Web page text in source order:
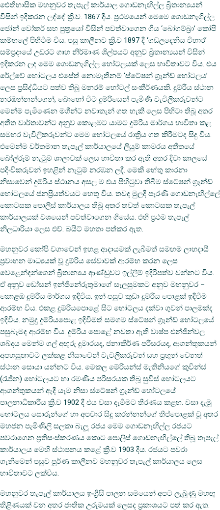
ඓතිහාසික මහනුවර තැපැල් කාර්යාල ගොඩනැඟිල්ල බ්‍රිතාන්‍යයන්
විසින් ඉදිකරන ලද්දේ ක්‍රි.ව. 1867 දීය. ප්‍රථමයෙන් මෙමෙ ගොඩනැගිල්ල
ජෝන් වෝකර් සහ පුත්‍රයෝ විසින් පවත්වාගෙන ගිය ‘බෝගම්බ්‍රා’ කෝපි
කම්හලේ පිහිටීම විය. පසු කාලීනව ක්‍රි.ව 1897 දී ‘ගඩලදෙනිය විහාර’
සම්ප්‍රදායේ උඩරට ගෘහ නිර්මාණ ශිල්පයට අනුව බ්‍රිතාන්‍යයන් විසින්
ඉදිකරන ලද මෙම ගොඩනැගිල්ල හෝටලයක් ලෙස භාවිතාවට විය. එය
රේල්වේ හෝටලය එසේත් නොමැතිනම් ‘ස්ටේෂන් ග්‍රෑන්ඩ් හෝටලය’
ලෙස ප්‍රසිද්ධියට පත්ව තිබූ මනරම් හෝටල් සංකීර්ණයකි. දුම්රිය ස්ථාන
නරඹන්නන්ගෙන්, බොහෝ විට දුම්රියෙන් පැමිණි වැවිලිකරුවන්ට
මෙන්ම පැමිණෙන මගීන්ට නවාතැන් ගත හැකි ලෙස පිහිටා තිබූ අතර
අතීත වාර්තාවන්ට අනුව කොළඹට යාමට දුම්රිය මාර්ගය භාවිතා කළ
සමහර වැවිලිකරුවන්ට මෙම හෝටලයේ රාත්‍රිය ගත කිරීමටද සිදු විය.
එමෙන්ම වර්තමාන තැපැල් කාර්යාලයේ ලියුම් කාමරය අතීතයේ
බෝල්රූම් නැටුම් ශාලාවක් ලෙස භාවිතා කර ඇති අතර දිවා කාලයේ
පදිංචිකරුවන් ඉහළින් නැටුම් නරඹන ලදී. මෙකී හේතු කාරනා
නිසාවෙන් දුම්රිය ස්ථානය අසල ම එය පිහිටුවා තිබීම ස්ටේෂන් ග්‍රෑන්ඩ්
හෝටලයේ ජනප්‍රියත්වයට හෙතූ විය. තවද මුලදී පැරණි ගොඩනැඟිල්ලේ
කොටසක පොලිස් කාර්යාලය තිබූ අතර තවත් කොටසක තැපැල්
කාර්යාලයක් වශයෙන් පවත්වාගෙන ගියේය. එහි ප්‍රථම තැපැල්
නිලධාරියා ලෙස එච්. බයිට් මහතා පත්කර ඇත.
මහනුවර කෝපි වගාවෙන් ඉහළ ආදායමක් ලැබීමත් සමඟම ලාභදායි
ප්‍රවාහන මාධ්‍යයක් වූ දුම්රිය සේවාවක් ආරම්භ කරන ලෙස
වෙළෙන්දන්ගෙන් බ්‍රිතාන්‍යය ආණ්ඩුවට ඉල්ලීම් ඉදිරිපත්ව වන්නට විය.
ඒ අනුව ඩෝසන් ඉන්ජිනේරුතුමාගේ සැලසුමකට අනුව මහනුවර –
කොළඹ දුම්රිය මාර්ගය ඉදිවිය. ඉන් පසුව කුඩා දුම්රිය පොළක් ඉදීවීම
ආරම්භ විය. එකළ දුම්රියපොළේ සිට හෝටලය දක්වා ගුවන් පාලමක්ද
ඉදිවිය. නමුදු දුම්රියපොළ ඉදිවීමත් සමගම ස්ටේෂන් ග්‍රෑන්ඩ් හෝටලයේ
පසුබෑමද ආරම්භ විය. දුම්රිය පොළේ නවතා ඇති වාෂ්ප එන්ජින්වල
ශබ්දය මෙන්ම ගල් අඟුරු දුමාරයද, ජනාකීර්ණ පරිසරයද, ආගන්තුකයන්
අපහසුතාවට ලක්කළ නිසාවෙන් වැවලිකරුවන් සහ ප්‍රභුන් වෙනත්
ස්ථාන සොයා යන්නට විය. මෙකල මේරියන්ස් මැතිනියගේ කුවින්ස්
(රැජින) හෝටලයට හා රමණීය පරිසරයක තිබූ සුවිස් හෝටලයට
ආගන්තුකයන් ඇදී යෑම නිසා ස්ටේෂන් ග්‍රෑන්ඩ් හෝටලයේ
පාලනාධිකාරිය ක්‍රි.ව 1902 දී එය වසා දැමීමට තීරණය කළහ. වසා දැමූ
හෝටලය සොරුන්ගේ හා අපචාර සිදු කරන්නන්ගේ තිප්පොළක් වූ අතර
මහජන පැමිණිලි සලකා බැලූ රජය මෙම ගොඩනැඟිල්ල රජයට
පවරාගෙන ප්‍රතිසංස්කරණය කොට පොලිස් ගොඩනැඟිල්ලේ තිබූ තැපැල්
කාර්යාලය මෙහි ස්ථාපනය කළේ ක්‍රි.ව 1903 දීය. රජයට පවරා
ගැනීමෙන් පසුව පූර්ණ කාලීනව මහනුවර තැපැල් කාර්යාලය ලෙස
භාවිතාවට ලක්විය.
මහනුවර තැපැල් කාර්යාලය ඉංග්‍රීසි පාලන සමයෙන් අපට ලැබුණු මහඟු
තිළිණයක් වන අතර ජාතික උරුමයක් ලෙසද ප්‍රකාශයට පත් කර ඇත.